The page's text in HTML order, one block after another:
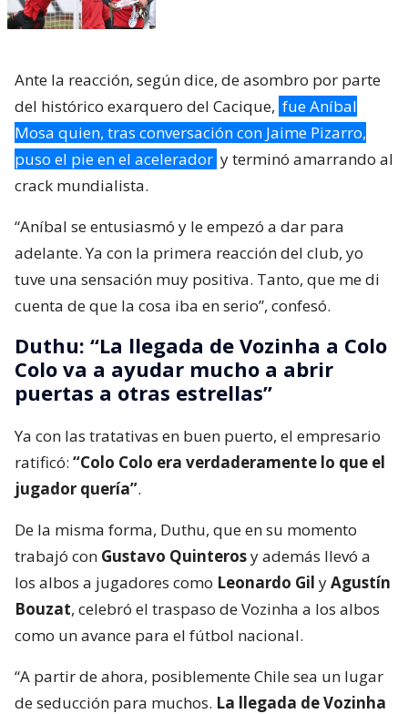
Ante la reacción, según dice, de asombro por parte
del histórico exarquero del Cacique, fue Aníbal
Mosa quien, tras conversación con Jaime Pizarro,
puso el pie en el acelerador y terminó amarrando al
crack mundialista.
“Aníbal se entusiasmó y le empezó a dar para
adelante. Ya con la primera reacción del club, yo
tuve una sensación muy positiva. Tanto, que me di
cuenta de que la cosa iba en serio”, confesó.
Duthu: “La llegada de Vozinha a Colo
Colo va a ayudar mucho a abrir
puertas a otras estrellas”
Ya con las tratativas en buen puerto, el empresario
ratificó: “Colo Colo era verdaderamente lo que el
jugador quería”.
De la misma forma, Duthu, que en su momento
trabajó con Gustavo Quinterosy además llevó a
los albos a jugadores como Leonardo Gil yAgustín
Bouzat, celebró el traspaso de Vozinha a los albos
como un avance para el fútbol nacional.
“A partir de ahora, posiblemente Chile sea un lugar
de seducción para muchos. La llegada de Vozinha